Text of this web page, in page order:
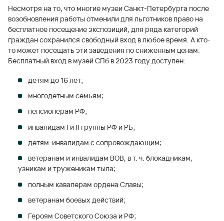
Несмотря на то, что многие музеи Санкт-Петербурга после
возобновления работы отменили для льготников право на
бесплатное посещение экспозиций, для ряда категорий
граждан сохранился свободный вход в любое время. А кто-
то может посещать эти заведения по сниженным ценам.
Бесплатный вход в музей СПб в 2023 году доступен:
детям до 16 лет;
многодетным семьям;
пенсионерам РФ;
инвалидам I и II группы РФ и РБ;
детям-инвалидам с сопровождающим;
ветеранам и инвалидам ВОВ, в т. ч. блокадникам,
узникам и труженикам тыла;
полным кавалерам ордена Славы;
ветеранам боевых действий;
Героям Советского Союза и РФ;